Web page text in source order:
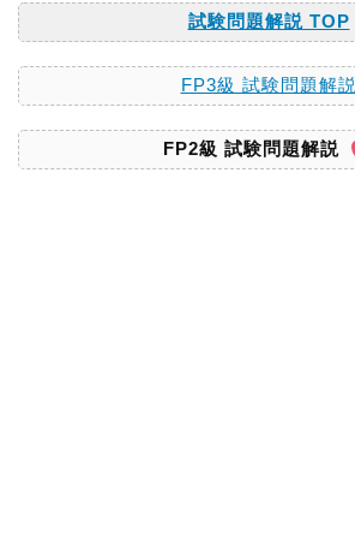
試験問題解説 TOP
FP3級 試験問題解説
FP2級 試験問題解説